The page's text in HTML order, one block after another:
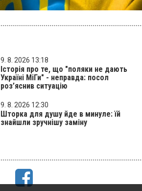
9. 8. 2026 13:18
Історія про те, що "поляки не дають
Україні МіГи" - неправда: посол
роз’яснив ситуацію
9. 8. 2026 12:30
Шторка для душу йде в минуле: їй
знайшли зручнішу заміну